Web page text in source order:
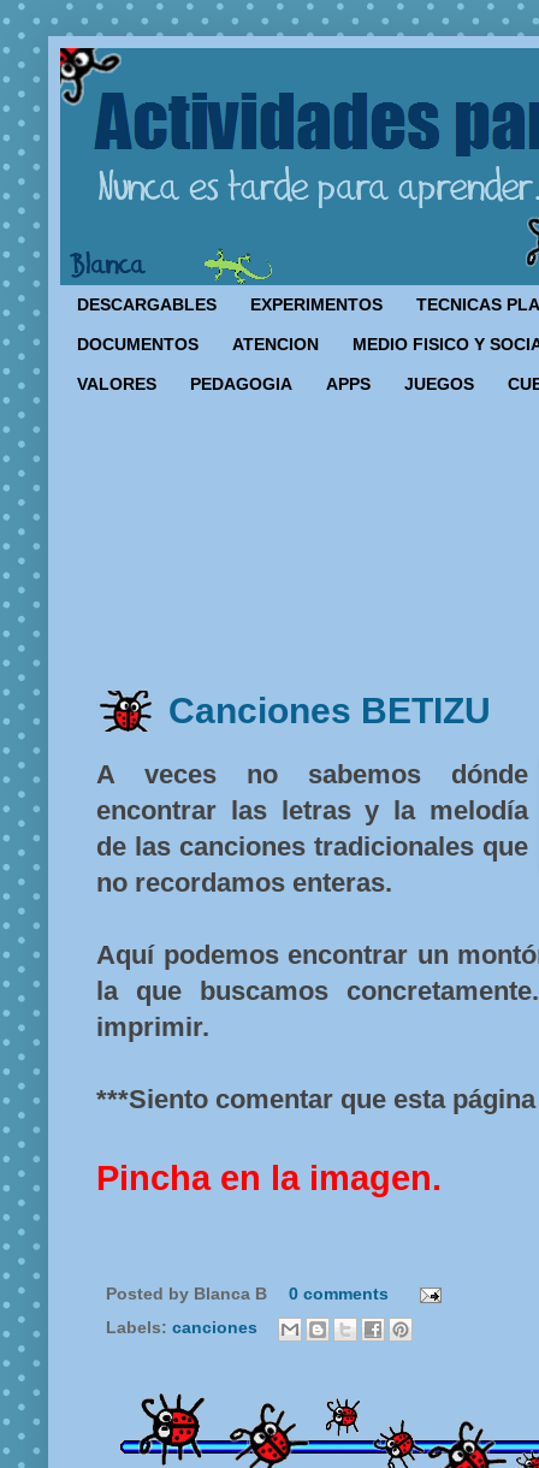
DESCARGABLES EXPERIMENTOS TECNICAS
DOCUMENTOS ATENCION MEDIO FISICO Y
VALORES PEDAGOGIA APPS JUEGOS
Canciones BETIZU
A veces no sabemos dónde
encontrar las letras y la melodía
de las canciones tradicionales que
no recordamos enteras.
Aquí podemos encontrar un
la que buscamos
imprimir.
***Siento comentar que esta
Pincha en la imagen.
Posted by Blanca B
0 comments
Labels: canciones